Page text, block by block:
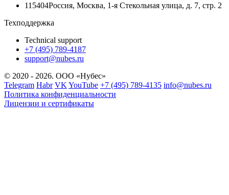
115404Россия, Москва, 1-я Стекольная улица, д. 7, стр. 2
Техподдержка
Technical support
+7 (495) 789-4187
support@nubes.ru
© 2020 - 2026. ООО «Нубес»
Telegram Habr VK YouTube +7 (495) 789-4135 info@nubes.ru
Политика конфиденциальности
Лицензии и сертификаты